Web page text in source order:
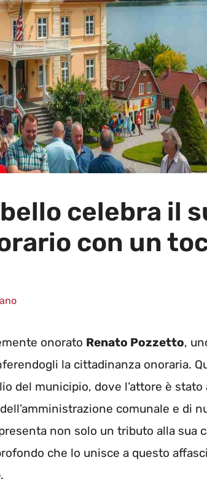
celebra il
con un
onorato Renato Pozzetto,
la cittadinanza onoraria.
del municipio, dove l’attore è
comunale e di
non solo un tributo alla sua
che lo unisce a questo
.